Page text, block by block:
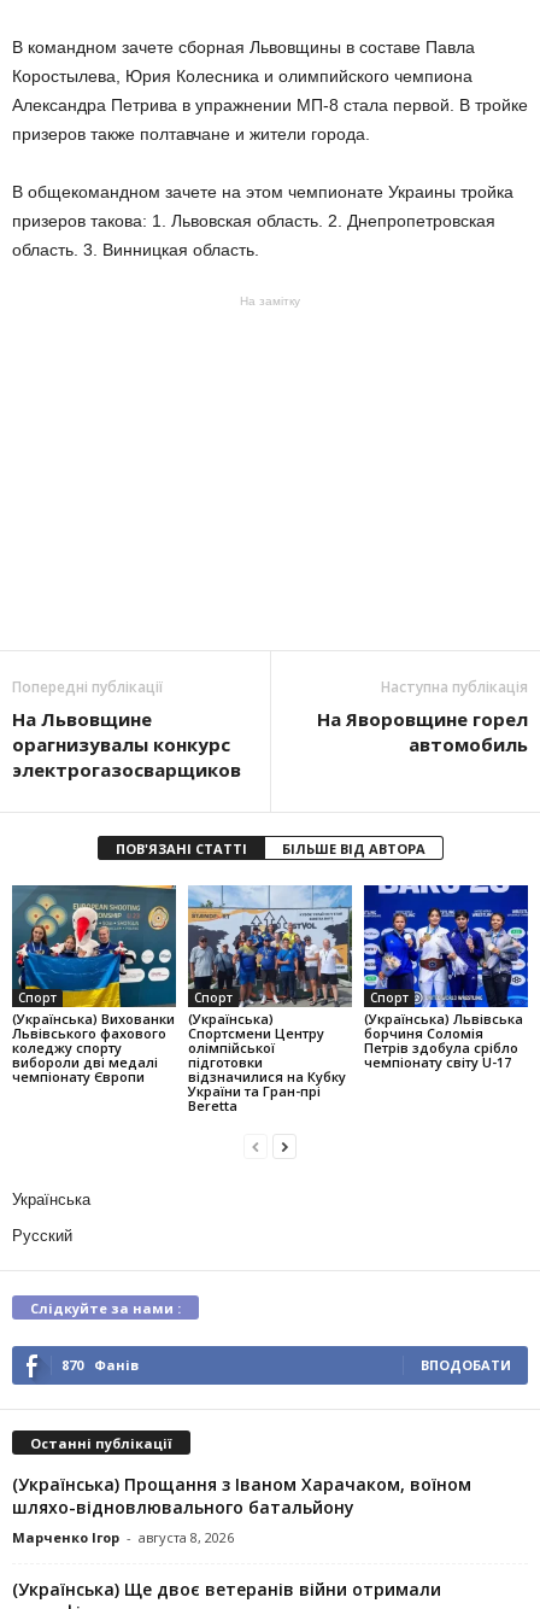
В командном зачете сборная Львовщины в составе Павла
Коростылева, Юрия Колесника и олимпийского чемпиона
Александра Петрива в упражнении МП-8 стала первой. В тройке
призеров также полтавчане и жители города.
В общекомандном зачете на этом чемпионате Украины тройка
призеров такова: 1. Львовская область. 2. Днепропетровская
область. 3. Винницкая область.
На замітку
Попередні публікації
На Львовщине
орагнизувалы конкурс
электрогазосварщиков
Наступна публікація
На Яворовщине горел
автомобиль
ПОВ'ЯЗАНІ СТАТТІ БІЛЬШЕ ВІД АВТОРА
Спорт
(Українська) Вихованки
Львівського фахового
коледжу спорту
вибороли дві медалі
чемпіонату Європи
Спорт
(Українська)
Спортсмени Центру
олімпійської
підготовки
відзначилися на Кубку
України та Гран-прі
Beretta
Спорт
(Українська) Львівська
борчиня Соломія
Петрів здобула срібло
чемпіонату світу U-17
Українська
Русский
Слідкуйте за нами :
870 Фанів ВПОДОБАТИ
Останні публікації
(Українська) Прощання з Іваном Харачаком, воїном
шляхо-відновлювального батальйону
Марченко Ігор - августа 8, 2026
(Українська) Ще двоє ветеранів війни отримали